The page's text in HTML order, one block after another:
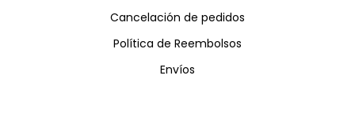
Cancelación de pedidos
Política de Reembolsos
Envíos